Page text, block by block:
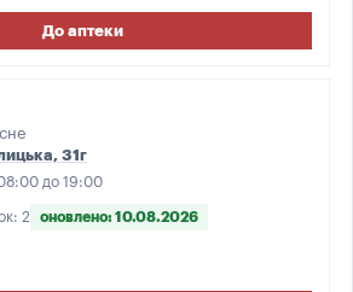
До аптеки
31г
до 19:00
2 оновлено: 10.08.2026